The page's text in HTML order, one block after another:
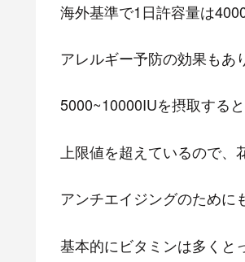
海外基準で1日許容量は
アレルギー予防の効果もあ
5000~10000IUを摂取する
上限値を超えているので
アンチエイジングのために
基本的にビタミンは多くと